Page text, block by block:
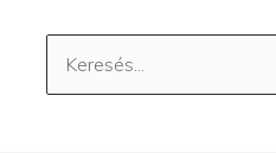
Keresés: